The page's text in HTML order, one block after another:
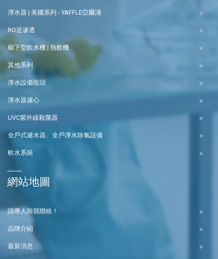
淨水器 | 美國系列 - YAFFLE亞爾浦
RO逆滲透
櫥下型飲水機 | 熱飲機
其他系列
淨水設備龍頭
淨水器濾心
UVC紫外線殺菌器
全戶式濾水器、全戶淨水除氯設備
軟水系統
網站地圖
請專人與我聯絡！
品牌介紹
最新消息